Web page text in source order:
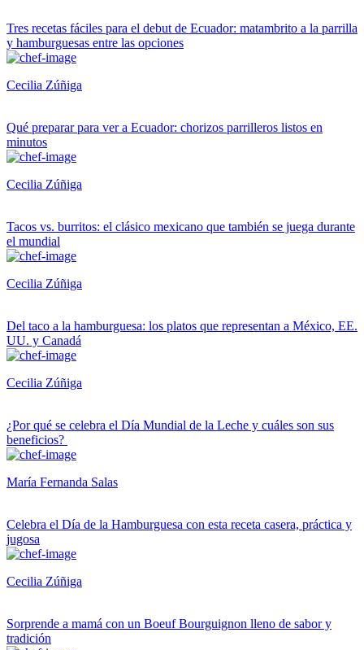
Tres recetas fáciles para el debut de Ecuador: matambrito a la parrilla
y hamburguesas entre las opciones
Cecilia Zúñiga
Qué preparar para ver a Ecuador: chorizos parrilleros listos en
minutos
Cecilia Zúñiga
Tacos vs. burritos: el clásico mexicano que también se juega durante
el mundial
Cecilia Zúñiga
Del taco a la hamburguesa: los platos que representan a México, EE.
UU. y Canadá
Cecilia Zúñiga
¿Por qué se celebra el Día Mundial de la Leche y cuáles son sus
beneficios?
María Fernanda Salas
Celebra el Día de la Hamburguesa con esta receta casera, práctica y
jugosa
Cecilia Zúñiga
Sorprende a mamá con un Boeuf Bourguignon lleno de sabor y
tradición